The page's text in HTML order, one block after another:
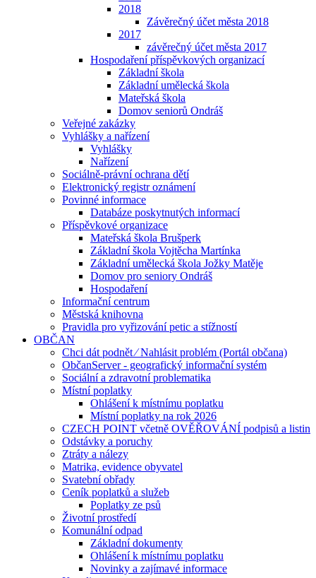
2018
Závěrečný účet města 2018
2017
závěrečný účet města 2017
Hospodaření příspěvkových organizací
Základní škola
Základní umělecká škola
Mateřská škola
Domov seniorů Ondráš
Veřejné zakázky
Vyhlášky a nařízení
Vyhlášky
Nařízení
Sociálně-právní ochrana dětí
Elektronický registr oznámení
Povinné informace
Databáze poskytnutých informací
Příspěvkové organizace
Mateřská škola Brušperk
Základní škola Vojtěcha Martínka
Základní umělecká škola Jožky Matěje
Domov pro seniory Ondráš
Hospodaření
Informační centrum
Městská knihovna
Pravidla pro vyřizování petic a stížností
OBČAN
Chci dát podnět ⁄ Nahlásit problém (Portál občana)
ObčanServer - geografický informační systém
Sociální a zdravotní problematika
Místní poplatky
Ohlášení k místnímu poplatku
Místní poplatky na rok 2026
CZECH POINT včetně OVĚŘOVÁNÍ podpisů a listin
Odstávky a poruchy
Ztráty a nálezy
Matrika, evidence obyvatel
Svatební obřady
Ceník poplatků a služeb
Poplatky ze psů
Životní prostředí
Komunální odpad
Základní dokumenty
Ohlášení k místnímu poplatku
Novinky a zajímavé informace